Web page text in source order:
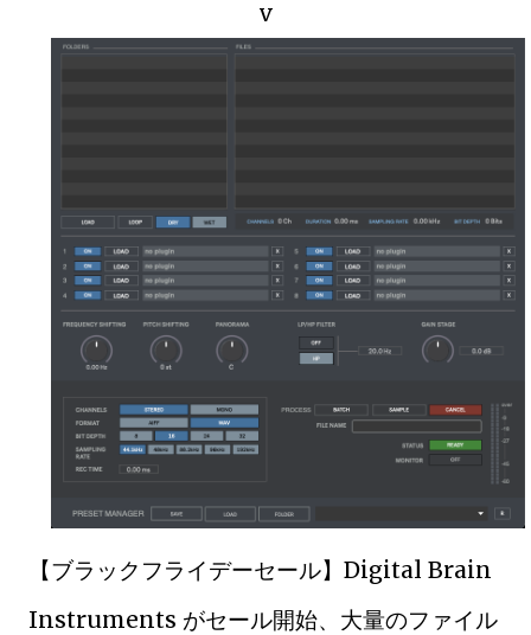
v
【ブラックフライデーセール】Digital Brain
Instruments がセール開始、大量のファイル